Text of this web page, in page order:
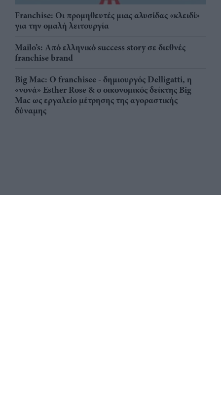
Franchise: Οι προμηθευτές μιας αλυσίδας «κλειδί»
για την ομαλή λειτουργία
Mailo’s: Από ελληνικό success story σε διεθνές
franchise brand
Big Mac: Ο franchisee - δημιουργός Delligatti, η
«νονά» Esther Rose & ο οικονομικός δείκτης Big
Mac ως εργαλείο μέτρησης της αγοραστικής
δύναμης